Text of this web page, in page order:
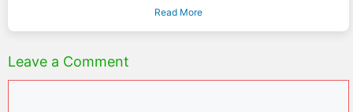
Read More
Leave a Comment